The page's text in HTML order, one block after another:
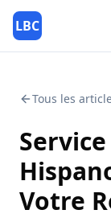
LBC
Tous les
Votre